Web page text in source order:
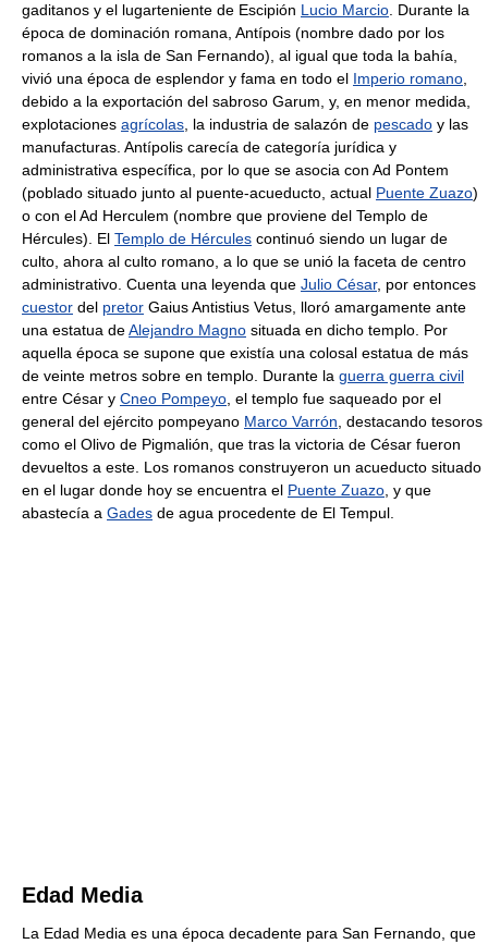
gaditanos y el lugarteniente de Escipión Lucio Marcio . Durante la
época de dominación romana, Antípois (nombre dado por los
romanos a la isla de San Fernando), al igual que toda la bahía,
vivió una época de esplendor y fama en todo el Imperio romano
debido a la exportación del sabroso Garum, y, en menor medida,
explotaciones agrícolas , la industria de salazón de pescado y las
manufacturas. Antípolis carecía de categoría jurídica y
administrativa específica, por lo que se asocia con Ad Pontem
(poblado situado junto al puente-acueducto, actual Puente Zuazo)
o con el Ad Herculem (nombre que proviene del Templo de
Hércules). El Templo de Hércules continuó siendo un lugar de
culto, ahora al culto romano, a lo que se unió la faceta de centro
administrativo. Cuenta una leyenda que Julio César, por entonces
cuestor del pretor Gaius Antistius Vetus, lloró amargamente ante
una estatua deAlejandro Magno situada en dicho templo. Por
aquella época se supone que existía una colosal estatua de más
de veinte metros sobre en templo. Durante la guerra guerra civil
entre César y Cneo Pompeyo , el templo fue saqueado por el
general del ejército pompeyano Marco Varrón , destacando tesoros
como el Olivo de Pigmalión, que tras la victoria de César fueron
devueltos a este. Los romanos construyeron un acueducto situado
en el lugar donde hoy se encuentra el Puente Zuazo , y que
abastecía a Gades de agua procedente de El Tempul.
Edad Media
La Edad Media es una época decadente para San Fernando, que